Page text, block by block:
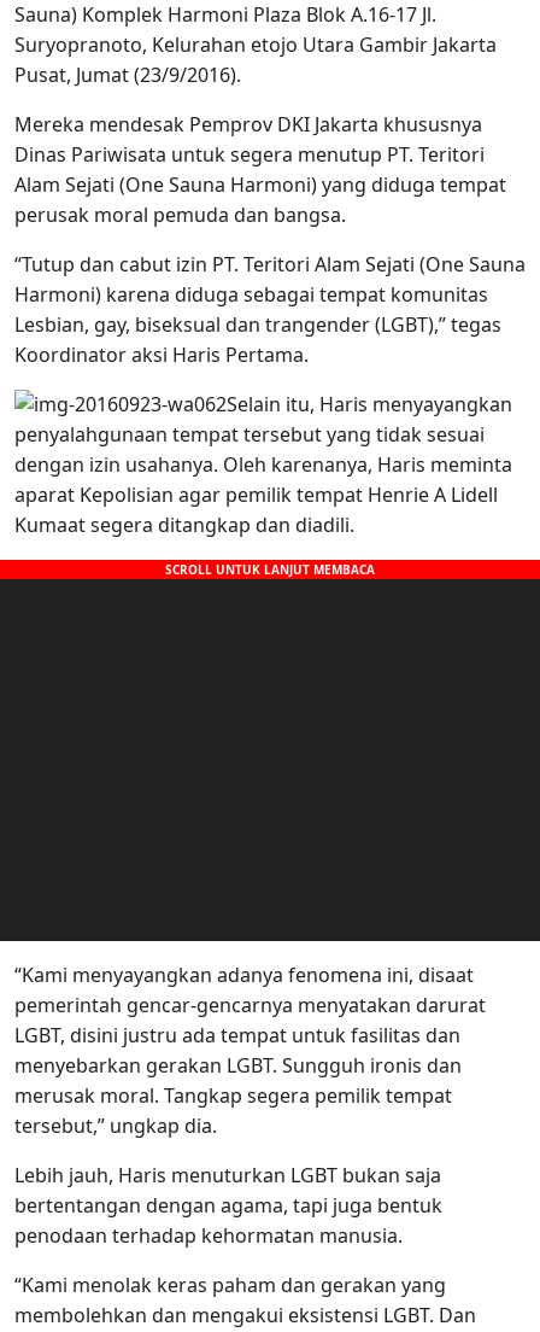
Sauna) Komplek Harmoni Plaza Blok A.16-17 Jl.
Suryopranoto, Kelurahan etojo Utara Gambir Jakarta
Pusat, Jumat (23/9/2016).
Mereka mendesak Pemprov DKI Jakarta khususnya
Dinas Pariwisata untuk segera menutup PT. Teritori
Alam Sejati (One Sauna Harmoni) yang diduga tempat
perusak moral pemuda dan bangsa.
“Tutup dan cabut izin PT. Teritori Alam Sejati (One Sauna
Harmoni) karena diduga sebagai tempat komunitas
Lesbian, gay, biseksual dan trangender (LGBT),” tegas
Koordinator aksi Haris Pertama.
Selain itu, Haris menyayangkan
penyalahgunaan tempat tersebut yang tidak sesuai
dengan izin usahanya. Oleh karenanya, Haris meminta
aparat Kepolisian agar pemilik tempat Henrie A Lidell
Kumaat segera ditangkap dan diadili.
“Kami menyayangkan adanya fenomena ini, disaat
pemerintah gencar-gencarnya menyatakan darurat
LGBT, disini justru ada tempat untuk fasilitas dan
menyebarkan gerakan LGBT. Sungguh ironis dan
merusak moral. Tangkap segera pemilik tempat
tersebut,” ungkap dia.
Lebih jauh, Haris menuturkan LGBT bukan saja
bertentangan dengan agama, tapi juga bentuk
penodaan terhadap kehormatan manusia.
“Kami menolak keras paham dan gerakan yang
membolehkan dan mengakui eksistensi LGBT. Dan